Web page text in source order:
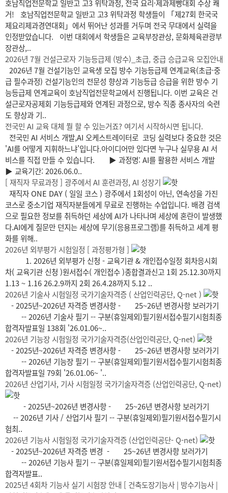
호남직업전문학교 일반고 고3 위탁과정, 전국 요리·제과제빵대회 수상 쾌
거! 호남직업전문학교 일반고 고3 위탁과정 학생들이 「제27회 한국국
제요리제과경연대회」에서 뛰어난 성과를 거두며 전국 무대에서 실력을
인정받았습니다. 이번 대회에서 학생들은 교육부장관상, 문화체육관광부
장관상,..
2026년 7월 건설근로자 기능등급제 (방수)_초급, 중급 승급교육 모집안내
2026년 7월 건설기능인 교육생 모집 방수 기능등급제 연계교육(초급·중
급 필수과정) 건설기능인의 전문성 향상과 기능등급 승급을 위한 방수 기
능등급제 연계교육이 호남직업전문학교에서 진행됩니다. 이번 교육은 건
설근로자공제회 기능등급제와 연계된 과정으로, 방수 직종 종사자의 숙련
도 향상과 기..
전국민 AI 교육 대체 뭘 할 수 있는거죠? 여기서 시작하시면 됩니다.
전국민 AI 서비스 개발,AI 오케스트레이터로 코딩 실력보다 중요한 것은
'AI를 어떻게 지휘하느냐'입니다.아이디어만 있다면 누구나 실무용 AI 서
비스를 직접 만들 수 있습니다. ▶ 과정명: AI를 활용한 서비스 개발
▶ 교육기간: 2026.06.0..
[ 재직자 무료과정 ] 광주에서 AI 훈련과정, AI 성장기
재직자 ONE DAY ( 일일 코스 ) 광주에서 1회성이 아닌, 연속성을 가진
코스로 중소기업 재직자분들에게 무료로 진행하는 수업입니다. 배경 검색
으로 필요한 정보를 취득하던 세상에 AI가 나타나며 세상에 혼란이 발생했
다.AI에게 질문만 던지는 세상에 무기(응용프로그램)를 취득하고 세계 평
화를 위해..
2026년 외부평가 시험일정 [ 과정평가형 ]
1. 2026년 외부평가 신청 - 교육기관 & 개인접수일정 회차응시회
차( 교육기관 신청 )원서접수( 개인접수 )종합결과신고 1회 25.12.30까지
1.13 ~ 1.16 26.2.9까지 2회 26.4.28까지 5.12 ..
2026년 기술사 시험일정 국가기술자격증 ( 산업인력공단, Q-net )
- 2025년~2026년 자격증 변경사항 - 25~26년 변경사항 보러가기
-- 2026년 기술사 필기 -- 구분(휴일제외)필기원서접수필기시험최종
합격자발표일 138회 '26.01.06~..
2026년 기능장 시험일정 국가기술자격증(산업인력공단, Q-net)
- 2025년~2026년 자격증 변경사항 - 25~26년 변경사항 보러가기
-- 2026년 기능장 필기 -- 구분(휴일제외)필기원서접수필기시험최종
합격자발표일 79회 '26.01.06~ '..
2026년 산업기사, 기사 시험일정 국가기술자격증 (산업인력공단, Q-net)
- 2025년~2026년 변경사항 - 25~26년 변경사항 보러가기
-- 2026년 기사 / 산업기사 필기 -- 구분(휴일제외)필기원서접수필기시
험최..
2026년 기능사 시험일정 국가기술자격증 (산업인력공단- Q-net)
- 2025년~2026년 자격증 변경 - 25~26년 변경사항 보러가기
-- 2026년 기능사 필기 -- 구분(휴일제외)필기원서접수필기시험최종
합격자발표..
2025년 4회차 기능사 실기 시험장 안내 [ 건축도장기능사 | 방수기능사 |